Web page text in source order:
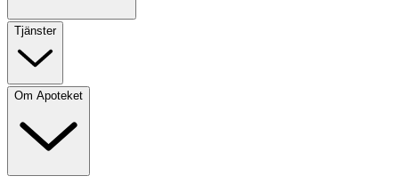
Tjänster
Om Apoteket